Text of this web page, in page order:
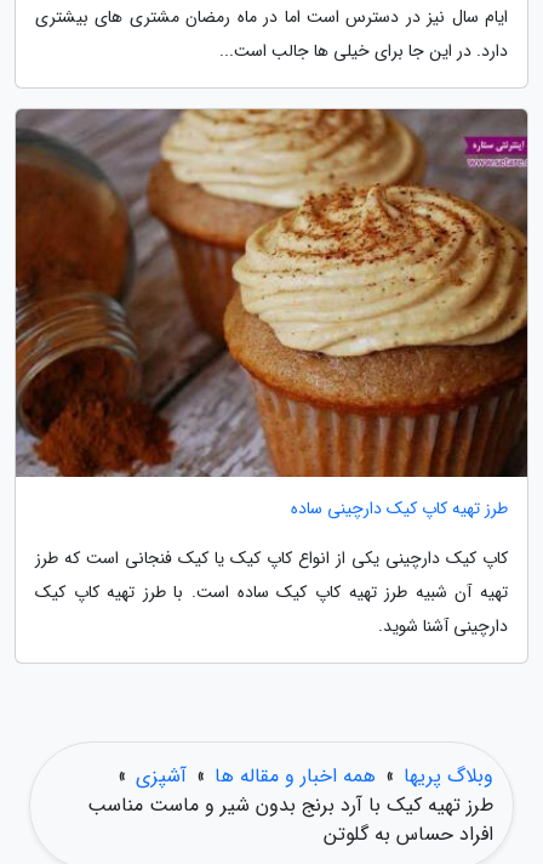
ایام سال نیز در دسترس است اما در ماه رمضان مشتری های بیشتری
دارد. در این جا برای خیلی ها جالب است...
طرز تهیه کاپ کیک دارچینی ساده
کاپ کیک دارچینی یکی از انواع کاپ کیک یا کیک فنجانی است که طرز
تهیه آن شبیه طرز تهیه کاپ کیک ساده است. با طرز تهیه کاپ کیک
دارچینی آشنا شوید.
وبلاگ پریها » همه اخبار و مقاله ها » آشپزی »
طرز تهیه کیک با آرد برنج بدون شیر و ماست مناسب
افراد حساس به گلوتن